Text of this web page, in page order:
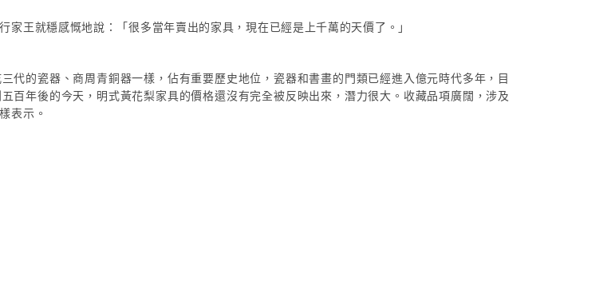
王就穩感慨地說：「很多當年賣出的家具，現在已經是上千萬的天價了。」
代的瓷器、商周青銅器一樣，佔有重要歷史地位，瓷器和書畫的門類已經進入億元時代多年，目
百年後的今天，明式黃花梨家具的價格還沒有完全被反映出來，潛力很大。收藏品項廣闊，涉及
表示。